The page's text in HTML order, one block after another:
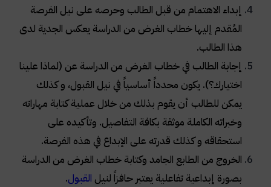
إبداء الاهتمام من قبل الطالب وحرصه على نيل الفرصة
المُقدم إليها خطاب الغرض من الدراسة يعكس الجدية لدى
هذا الطالب.
إجابة الطالب في خطاب الغرض من الدراسة عن (لماذا علينا
اختيارك؟). يكون محدداً أساسياً في نيل القبول، و كذلك
يمكن للطالب أن يقوم بذلك من خلال عملية كتابة مهاراته
وخبراته الكاملة موثقة بكافة التفاصيل. وتأكيده على
استحقاقه و كذلك قدرته على الإبداع في هذه الفرصة.
الخروج من الطابع الجامد وكتابة خطاب الغرض من الدراسة
بصورة إبداعية تفاعلية يعتبر حافزاً لنيل القبول.